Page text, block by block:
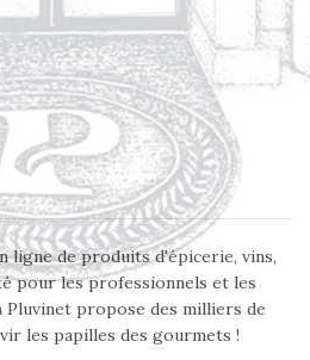
ligne de produits d'épicerie, vins,
pour les professionnels et les
Pluvinet propose des milliers de
les papilles des gourmets !